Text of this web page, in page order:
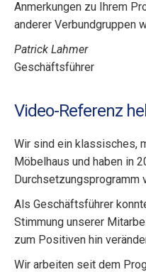
Anmerkungen zu Ihrem
anderer Verbundgruppen
Patrick Lahmer
Geschäftsführer
Video-Referenz
Wir sind ein klassisches,
Möbelhaus und haben in
Durchsetzungsprogramm
Als Geschäftsführer
Stimmung unserer
zum Positiven hin
Wir arbeiten seit dem